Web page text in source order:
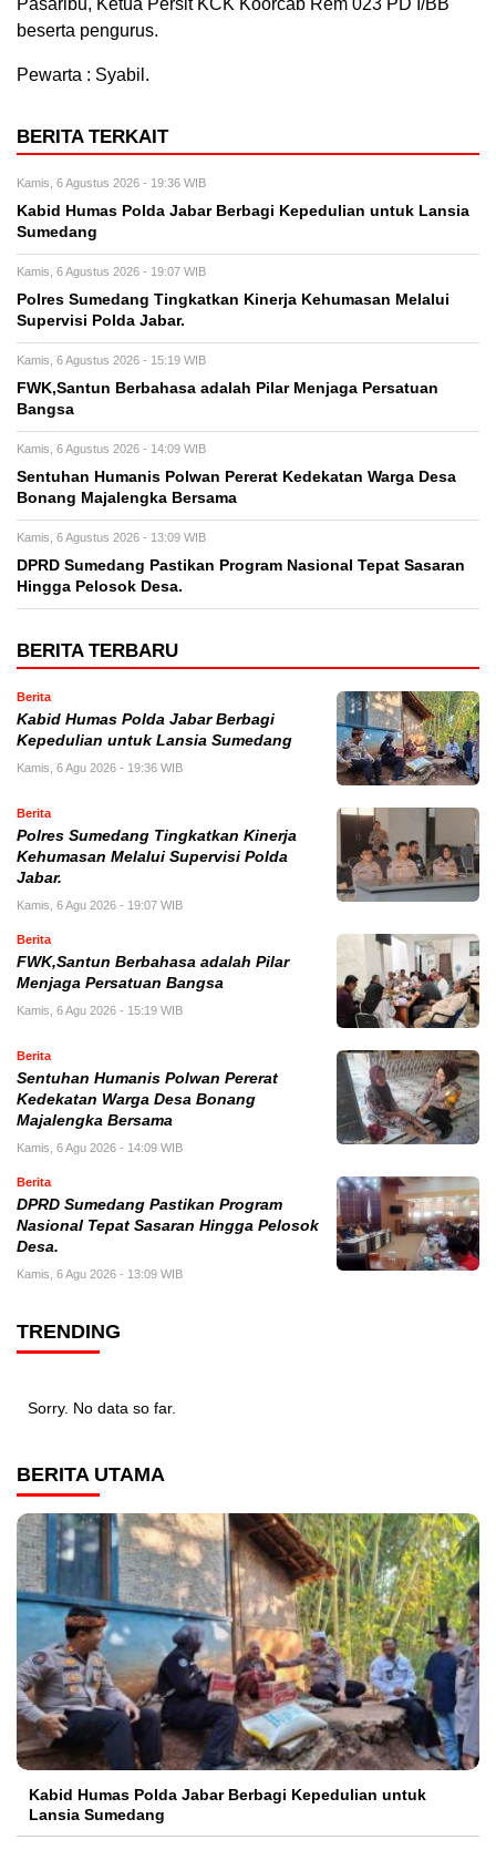
beserta pengurus.
Pewarta : Syabil.
BERITA TERKAIT
Kamis, 6 Agustus 2026 - 19:36 WIB
Kabid Humas Polda Jabar Berbagi Kepedulian untuk Lansia
Sumedang
Kamis, 6 Agustus 2026 - 19:07 WIB
Polres Sumedang Tingkatkan Kinerja Kehumasan Melalui
Supervisi Polda Jabar.
Kamis, 6 Agustus 2026 - 15:19 WIB
FWK,Santun Berbahasa adalah Pilar Menjaga Persatuan
Bangsa
Kamis, 6 Agustus 2026 - 14:09 WIB
Sentuhan Humanis Polwan Pererat Kedekatan Warga Desa
Bonang Majalengka Bersama
Kamis, 6 Agustus 2026 - 13:09 WIB
DPRD Sumedang Pastikan Program Nasional Tepat Sasaran
Hingga Pelosok Desa.
BERITA TERBARU
Berita
Kabid Humas Polda Jabar Berbagi
Kepedulian untuk Lansia Sumedang
Kamis, 6 Agu 2026 - 19:36 WIB
Berita
Polres Sumedang Tingkatkan Kinerja
Kehumasan Melalui Supervisi Polda
Jabar.
Kamis, 6 Agu 2026 - 19:07 WIB
Berita
FWK,Santun Berbahasa adalah Pilar
Menjaga Persatuan Bangsa
Kamis, 6 Agu 2026 - 15:19 WIB
Berita
Sentuhan Humanis Polwan Pererat
Kedekatan Warga Desa Bonang
Majalengka Bersama
Kamis, 6 Agu 2026 - 14:09 WIB
Berita
DPRD Sumedang Pastikan Program
Nasional Tepat Sasaran Hingga Pelosok
Desa.
Kamis, 6 Agu 2026 - 13:09 WIB
TRENDING
Sorry. No data so far.
BERITA UTAMA
Kabid Humas Polda Jabar Berbagi Kepedulian untuk
Lansia Sumedang